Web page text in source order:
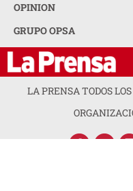
OPINION
GRUPO OPSA
LA PRENSA TODOS